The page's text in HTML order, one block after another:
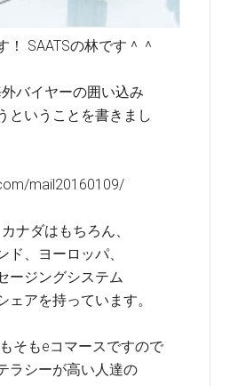
！ SAATSの林です＾＾
バイヤーの囲い込み
ということを書きまし
mail20160109/
ナダはもちろん、
ド、ヨーロッパ、
ージングシステム
ェアを持っています。
そもeコマースですので
ラシーが高い人達の